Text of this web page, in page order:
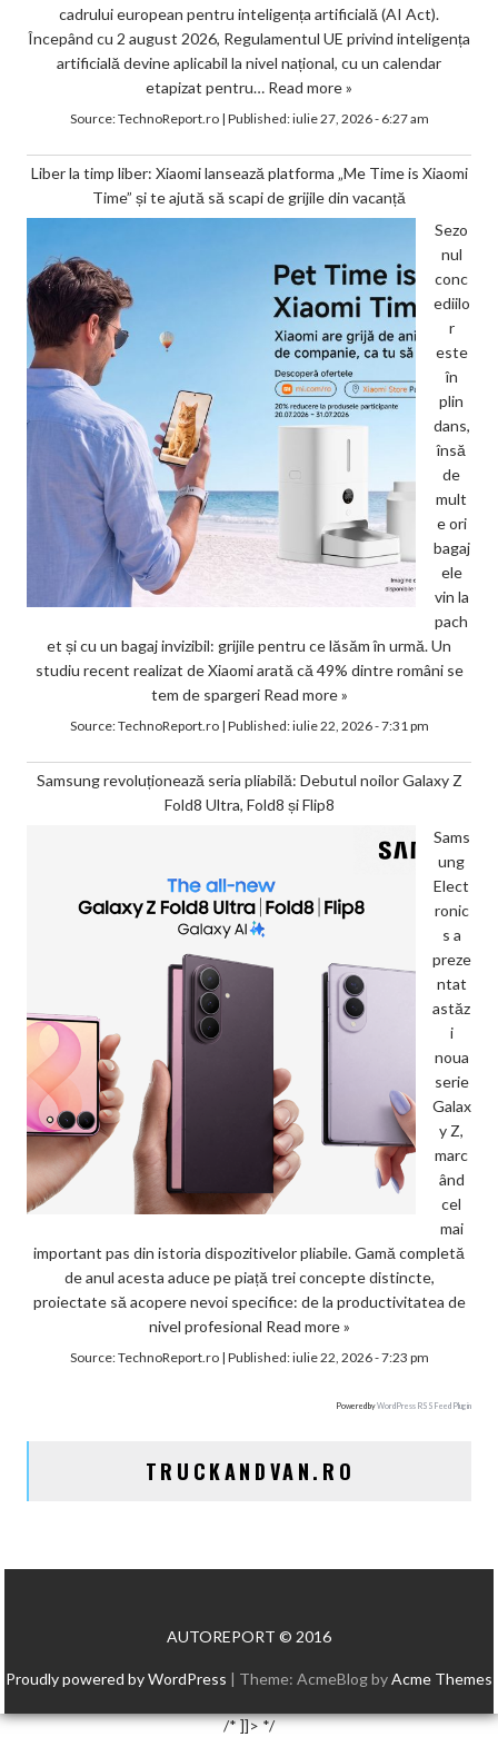
cadrului european pentru inteligența artificială (AI Act).
Începând cu 2 august 2026, Regulamentul UE privind inteligența
artificială devine aplicabil la nivel național, cu un calendar
etapizat pentru… Read more »
Source:TechnoReport.ro| Published:iulie 27, 2026 - 6:27 am
Liber la timp liber: Xiaomi lansează platforma „Me Time is Xiaomi
Time” și te ajută să scapi de grijile din vacanță
Sezo
nul
conc
ediilo
r
este
în
plin
dans,
însă
de
mult
e ori
bagaj
ele
vin la
pach
et și cu un bagaj invizibil: grijile pentru ce lăsăm în urmă. Un
studiu recent realizat de Xiaomi arată că 49% dintre români se
tem de spargeri Read more »
Source:TechnoReport.ro| Published:iulie 22, 2026 - 7:31 pm
Samsung revoluționează seria pliabilă: Debutul noilor Galaxy Z
Fold8 Ultra, Fold8 și Flip8
Sams
ung
Elect
ronic
s a
preze
ntat
astăz
i
noua
serie
Galax
y Z,
marc
ând
cel
mai
important pas din istoria dispozitivelor pliabile. Gamă completă
de anul acesta aduce pe piață trei concepte distincte,
proiectate să acopere nevoi specifice: de la productivitatea de
nivel profesional Read more »
Source:TechnoReport.ro| Published:iulie 22, 2026 - 7:23 pm
Powered byWordPress RSS Feed Plugin
TRUCKANDVAN.RO
AUTOREPORT © 2016
Proudly powered by WordPress | Theme: AcmeBlog byAcme Themes
/* ]]> */